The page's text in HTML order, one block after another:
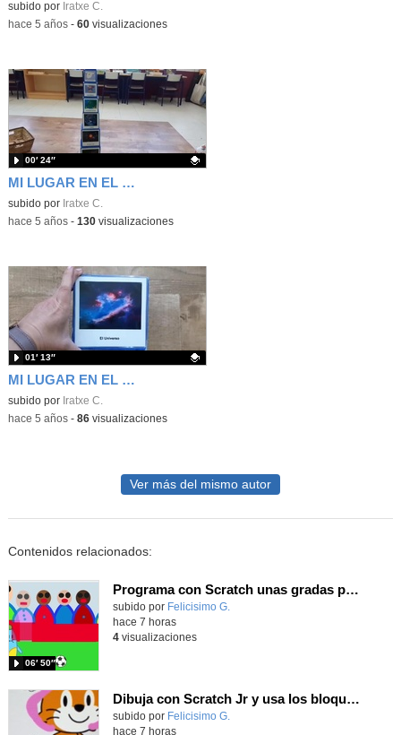
Contenido educativo.
subido por Iratxe C.
-hace 5 años- 60visualizaciones
MI LUGAR EN EL UNIVERSO (TORRE)
Contenido educativo.
subido por Iratxe C.
00′ 24″
-hace 5 años- 130visualizaciones
MI LUGAR EN EL UNIVERSO (Explicación)
Contenido educativo.
subido por Iratxe C.
01′ 13″
-hace 5 años- 86visualizaciones
Ver más del mismo autor
Contenidos relacionados:
Programa con Scratch unas gradas para que produzca el efecto de desplazamiento.
Contenido educativo.
subido por Felicisimo G.
06′ 50″
hace 7 horas
4visualizaciones
Dibuja con Scratch Jr y usa los bloques de aparecer/desparecer para hacer animaciones
Contenido educativo.
subido por Felicisimo G.
hace 7 horas